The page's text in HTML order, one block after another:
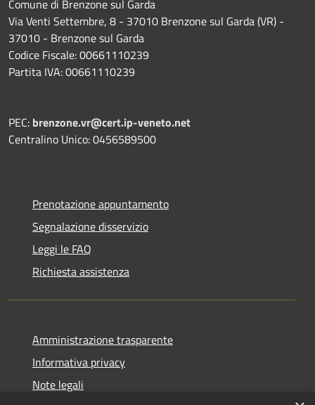
Comune di Brenzone sul Garda
Via Venti Settembre, 8 - 37010 Brenzone sul Garda (VR) -
37010 - Brenzone sul Garda
Codice Fiscale: 00661110239
Partita IVA: 00661110239
PEC: brenzone.vr@cert.ip-veneto.net
Centralino Unico: 0456589500
Prenotazione appuntamento
Segnalazione disservizio
Leggi le FAQ
Richiesta assistenza
Amministrazione trasparente
Informativa privacy
Note legali